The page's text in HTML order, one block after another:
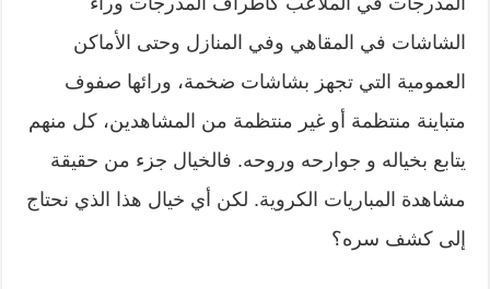
الشاشات في المقاهي وفي المنازل وحتى الأماكن
العمومية التي تجهز بشاشات ضخمة، ورائها صفوف
متباينة منتظمة أو غير منتظمة من المشاهدين، كل منهم
يتابع بخياله و جوارحه وروحه. فالخيال جزء من حقيقة
مشاهدة المباريات الكروية. لكن أي خيال هذا الذي نحتاج
إلى كشف سره؟